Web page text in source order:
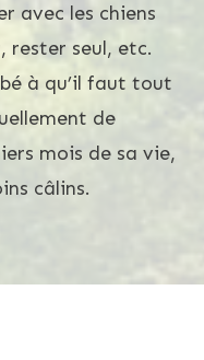
avec les chiens
rester seul, etc.
à qu’il faut tout
de
mois de sa vie,
câlins.